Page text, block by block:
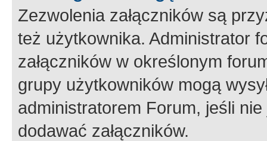
Zezwolenia załączników są
też użytkownika. Administrator
załączników w określonym
grupy użytkowników mogą
administratorem Forum, jeśli
dodawać załączników.